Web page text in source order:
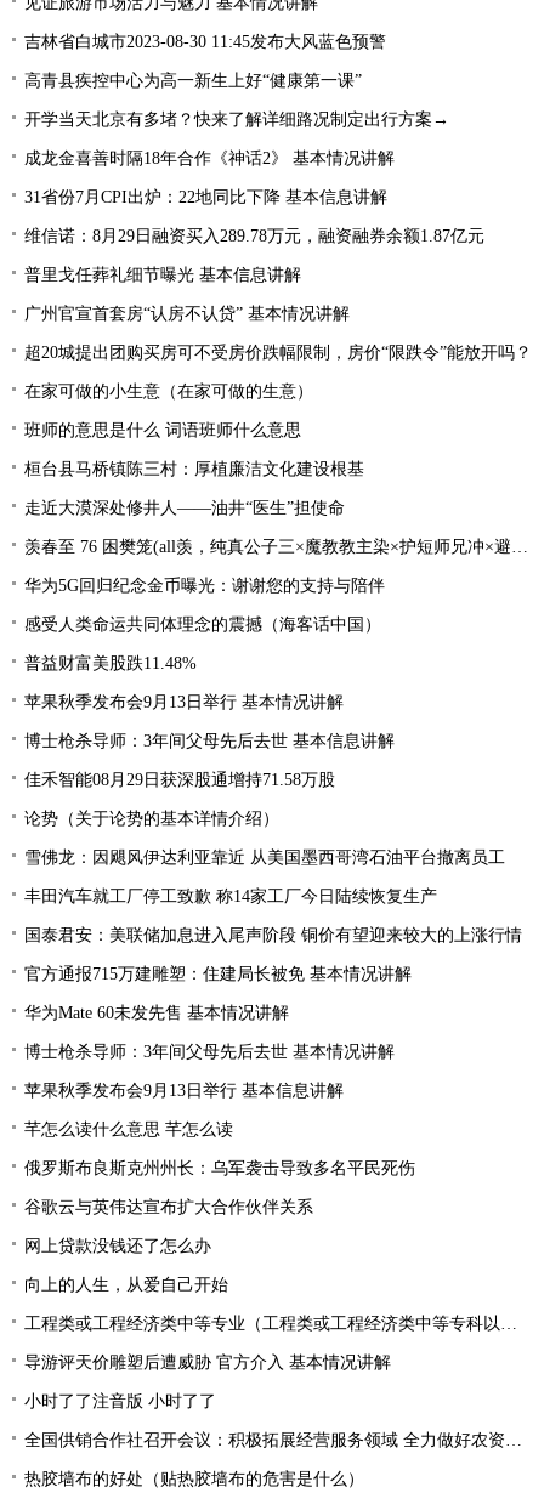
吉林省白城市2023-08-30 11:45发布大风蓝色预警
高青县疾控中心为高一新生上好“健康第一课”
开学当天北京有多堵？快来了解详细路况制定出行方案→
成龙金喜善时隔18年合作《神话2》 基本情况讲解
31省份7月CPI出炉：22地同比下降 基本信息讲解
维信诺：8月29日融资买入289.78万元，融资融券余额1.87亿元
普里戈任葬礼细节曝光 基本信息讲解
广州官宣首套房“认房不认贷” 基本情况讲解
超20城提出团购买房可不受房价跌幅限制，房价“限跌令”能放开吗？
在家可做的小生意（在家可做的生意）
班师的意思是什么 词语班师什么意思
桓台县马桥镇陈三村：厚植廉洁文化建设根基
走近大漠深处修井人——油井“医生”担使命
羡春至 76 困樊笼(all羡，纯真公子三×魔教教主染×护短师兄冲×避世温柔影×贪财白莲羡）
华为5G回归纪念金币曝光：谢谢您的支持与陪伴
感受人类命运共同体理念的震撼（海客话中国）
普益财富美股跌11.48%
苹果秋季发布会9月13日举行 基本情况讲解
博士枪杀导师：3年间父母先后去世 基本信息讲解
佳禾智能08月29日获深股通增持71.58万股
论势（关于论势的基本详情介绍）
雪佛龙：因飓风伊达利亚靠近 从美国墨西哥湾石油平台撤离员工
丰田汽车就工厂停工致歉 称14家工厂今日陆续恢复生产
国泰君安：美联储加息进入尾声阶段 铜价有望迎来较大的上涨行情
官方通报715万建雕塑：住建局长被免 基本情况讲解
华为Mate 60未发先售 基本情况讲解
博士枪杀导师：3年间父母先后去世 基本情况讲解
苹果秋季发布会9月13日举行 基本信息讲解
芊怎么读什么意思 芊怎么读
俄罗斯布良斯克州州长：乌军袭击导致多名平民死伤
谷歌云与英伟达宣布扩大合作伙伴关系
网上贷款没钱还了怎么办
向上的人生，从爱自己开始
工程类或工程经济类中等专业（工程类或工程经济类中等专科以上学历）
导游评天价雕塑后遭威胁 官方介入 基本情况讲解
小时了了注音版 小时了了
全国供销合作社召开会议：积极拓展经营服务领域 全力做好农资供应
热胶墙布的好处（贴热胶墙布的危害是什么）